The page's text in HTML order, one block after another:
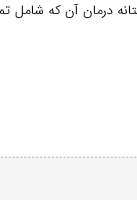
درمان آن که شامل